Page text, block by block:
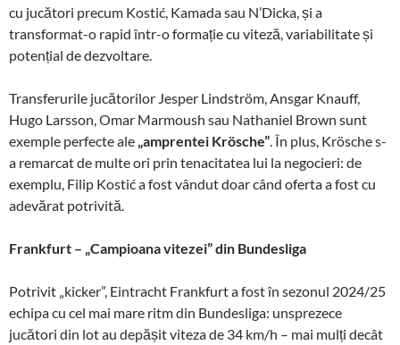
cu jucători precum Kostić, Kamada sau N’Dicka, și a
transformat-o rapid într-o formație cu viteză, variabilitate și
potențial de dezvoltare.
Transferurile jucătorilor Jesper Lindström, Ansgar Knauff,
Hugo Larsson, Omar Marmoush sau Nathaniel Brown sunt
exemple perfecte ale „amprentei Krösche” . În plus, Krösche s-
a remarcat de multe ori prin tenacitatea lui la negocieri: de
exemplu, Filip Kostić a fost vândut doar când oferta a fost cu
adevărat potrivită.
Frankfurt – „Campioana vitezei” din Bundesliga
Potrivit „kicker”, Eintracht Frankfurt a fost în sezonul 2024/25
echipa cu cel mai mare ritm din Bundesliga: unsprezece
jucători din lot au depășit viteza de 34 km/h – mai mulți decât